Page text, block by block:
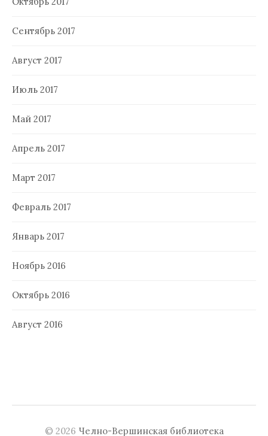
Сентябрь 2017
Август 2017
Июль 2017
Май 2017
Апрель 2017
Март 2017
Февраль 2017
Январь 2017
Ноябрь 2016
Октябрь 2016
Август 2016
© 2026 Челно-Вершинская библиотека